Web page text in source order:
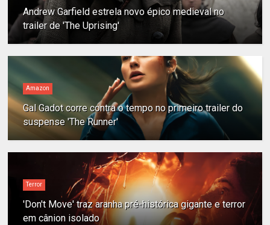
Andrew Garfield estrela novo épico medieval no
trailer de 'The Uprising'
Amazon
Gal Gadot corre contra o tempo no primeiro trailer do
suspense 'The Runner'
Terror
'Don't Move' traz aranha pré-histórica gigante e terror
em cânion isolado